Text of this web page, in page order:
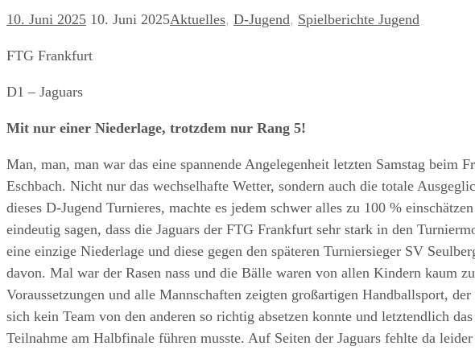
10. Juni 2025 10. Juni 2025Aktuelles, D-Jugend, Spielberichte Jugend
FTG Frankfurt
D1 – Jaguars
Mit nur einer Niederlage, trotzdem nur Rang 5!
Man, man, man war das eine spannende Angelegenheit letzten Samstag beim
Eschbach. Nicht nur das wechselhafte Wetter, sondern auch die totale
dieses D-Jugend Turnieres, machte es jedem schwer alles zu 100 %
eindeutig sagen, dass die Jaguars der FTG Frankfurt sehr stark in den
eine einzige Niederlage und diese gegen den späteren Turniersieger SV
davon. Mal war der Rasen nass und die Bälle waren von allen Kindern kaum
Voraussetzungen und alle Mannschaften zeigten großartigen Handballsport, der
sich kein Team von den anderen so richtig absetzen konnte und letztendlich
Teilnahme am Halbfinale führen musste. Auf Seiten der Jaguars fehlte da